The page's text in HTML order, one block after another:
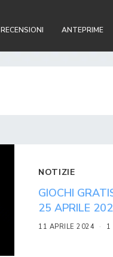
RECENSIONI ANTEPRIME
NOTIZIE
GIOCHI
25 APRILE
11 APRILE 2024 1